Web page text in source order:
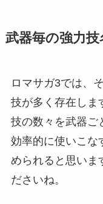
武器毎の強力技
ロマサガ3では、
技が多く存在しま
技の数々を武器ご
効率的に使いこな
められると思いま
ださいね。